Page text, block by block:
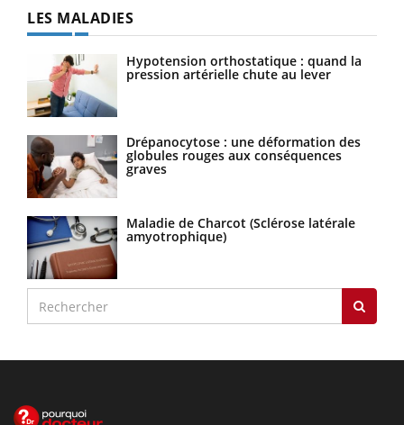
LES MALADIES
Hypotension orthostatique : quand la
pression artérielle chute au lever
Drépanocytose : une déformation des
globules rouges aux conséquences
graves
Maladie de Charcot (Sclérose latérale
amyotrophique)